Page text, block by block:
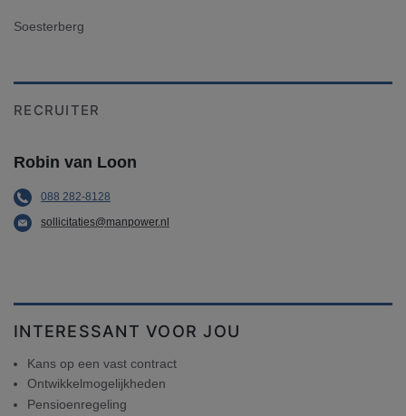
Soesterberg
RECRUITER
Robin van Loon
088 282-8128
sollicitaties@manpower.nl
INTERESSANT VOOR JOU
Kans op een vast contract
Ontwikkelmogelijkheden
Pensioenregeling